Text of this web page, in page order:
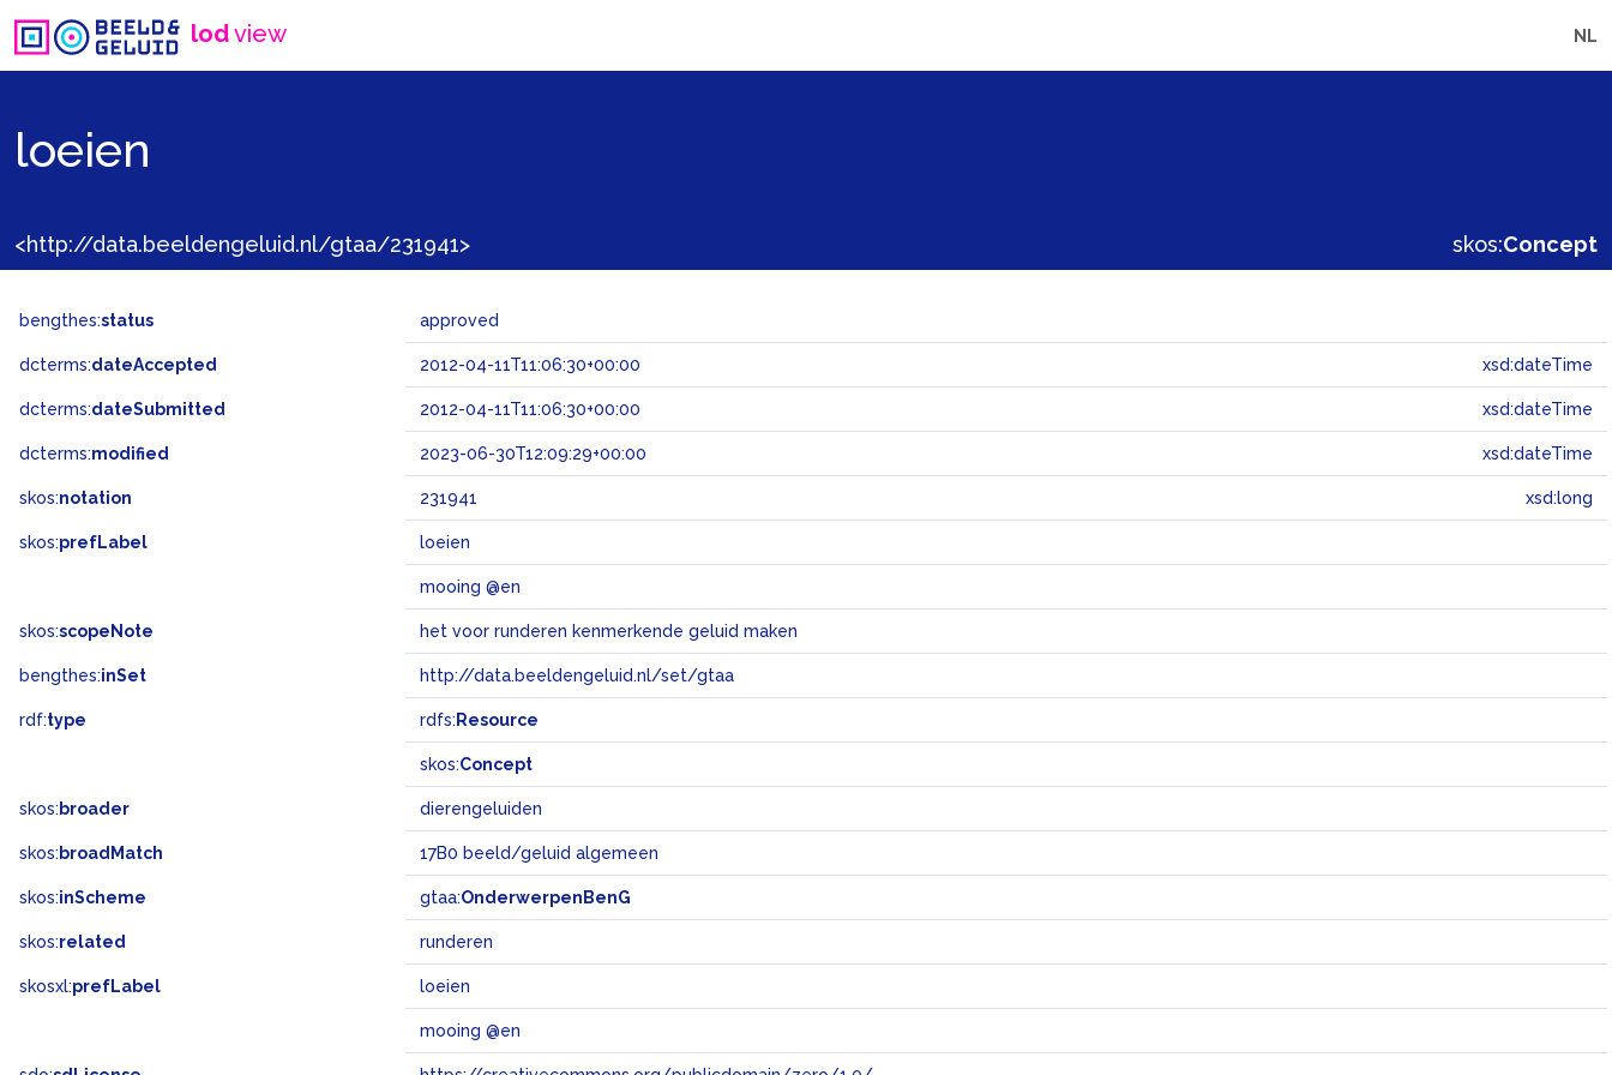
lodview NL
loeien
<http://data.beeldengeluid.nl/gtaa/231941> skos:Concept
bengthes:status approved
dcterms:dateAccepted 2012-04-11T11:06:30+00:00 xsd:dateTime
dcterms:dateSubmitted 2012-04-11T11:06:30+00:00 xsd:dateTime
dcterms:modified 2023-06-30T12:09:29+00:00 xsd:dateTime
skos:notation 231941 xsd:long
skos:prefLabel loeien
mooing @en
skos:scopeNote het voor runderen kenmerkende geluid maken
bengthes:inSet http://data.beeldengeluid.nl/set/gtaa
rdf:type rdfs: Resource
skos:Concept
skos: broader dierengeluiden
skos: broadMatch 17B0 beeld/geluid algemeen
skos:inScheme gtaa:OnderwerpenBenG
skos:related runderen
skosxl:prefLabel loeien
mooing @en